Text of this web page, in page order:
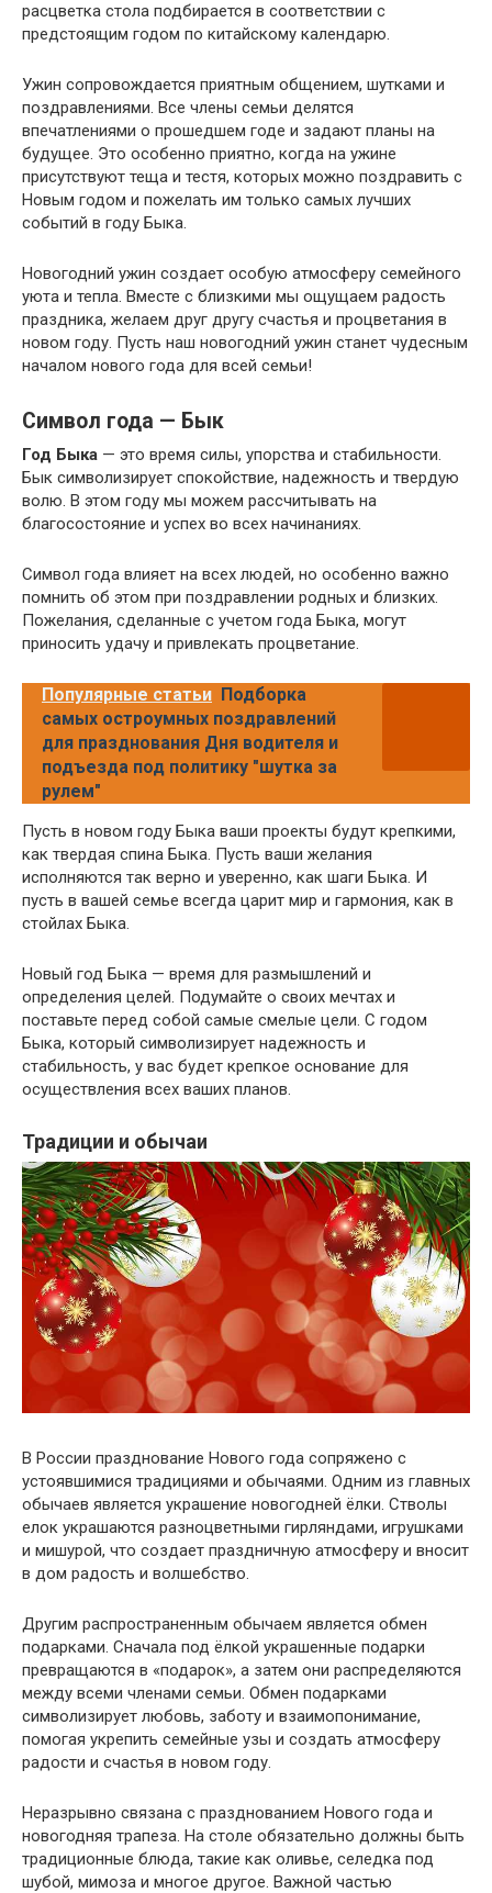
расцветка стола подбирается в соответствии с
предстоящим годом по китайскому календарю.
Ужин сопровождается приятным общением, шутками и
поздравлениями. Все члены семьи делятся
впечатлениями о прошедшем годе и задают планы на
будущее. Это особенно приятно, когда на ужине
присутствуют теща и тестя, которых можно поздравить с
Новым годом и пожелать им только самых лучших
событий в году Быка.
Новогодний ужин создает особую атмосферу семейного
уюта и тепла. Вместе с близкими мы ощущаем радость
праздника, желаем друг другу счастья и процветания в
новом году. Пусть наш новогодний ужин станет чудесным
началом нового года для всей семьи!
Символ года — Бык
Год Быка — это время силы, упорства и стабильности.
Бык символизирует спокойствие, надежность и твердую
волю. В этом году мы можем рассчитывать на
благосостояние и успех во всех начинаниях.
Символ года влияет на всех людей, но особенно важно
помнить об этом при поздравлении родных и близких.
Пожелания, сделанные с учетом года Быка, могут
приносить удачу и привлекать процветание.
Популярные статьи Подборка
самых остроумных поздравлений
для празднования Дня водителя и
подъезда под политику "шутка за
рулем"
Пусть в новом году Быка ваши проекты будут крепкими,
как твердая спина Быка. Пусть ваши желания
исполняются так верно и уверенно, как шаги Быка. И
пусть в вашей семье всегда царит мир и гармония, как в
стойлах Быка.
Новый год Быка — время для размышлений и
определения целей. Подумайте о своих мечтах и
поставьте перед собой самые смелые цели. С годом
Быка, который символизирует надежность и
стабильность, у вас будет крепкое основание для
осуществления всех ваших планов.
Традиции и обычаи
В России празднование Нового года сопряжено с
устоявшимися традициями и обычаями. Одним из главных
обычаев является украшение новогодней ёлки. Стволы
елок украшаются разноцветными гирляндами, игрушками
и мишурой, что создает праздничную атмосферу и вносит
в дом радость и волшебство.
Другим распространенным обычаем является обмен
подарками. Сначала под ёлкой украшенные подарки
превращаются в «подарок», а затем они распределяются
между всеми членами семьи. Обмен подарками
символизирует любовь, заботу и взаимопонимание,
помогая укрепить семейные узы и создать атмосферу
радости и счастья в новом году.
Неразрывно связана с празднованием Нового года и
новогодняя трапеза. На столе обязательно должны быть
традиционные блюда, такие как оливье, селедка под
шубой, мимоза и многое другое. Важной частью